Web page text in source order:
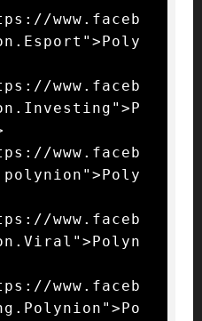
www.faceb
www.faceb
www.faceb
www.faceb
www.faceb